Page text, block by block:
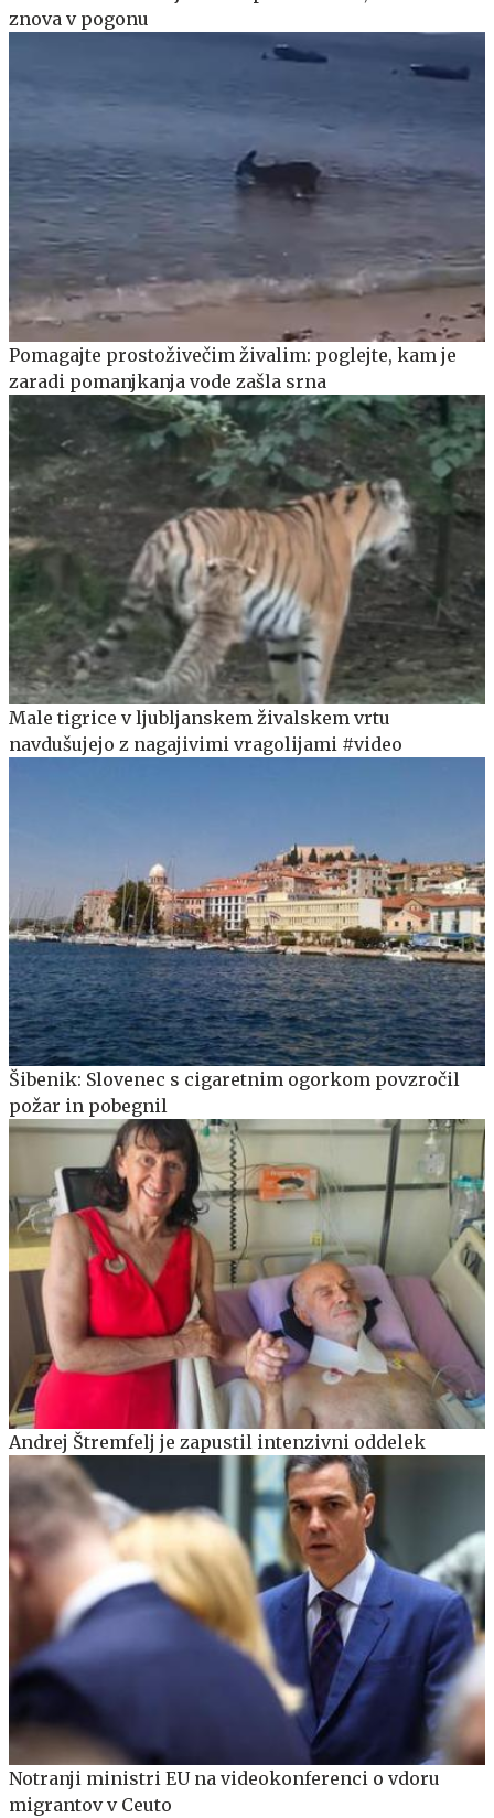
znova v pogonu
Pomagajte prostoživečim živalim: poglejte, kam je
zaradi pomanjkanja vode zašla srna
Male tigrice v ljubljanskem živalskem vrtu
navdušujejo z nagajivimi vragolijami #video
Šibenik: Slovenec s cigaretnim ogorkom povzročil
požar in pobegnil
Andrej Štremfelj je zapustil intenzivni oddelek
Notranji ministri EU na videokonferenci o vdoru
migrantov v Ceuto